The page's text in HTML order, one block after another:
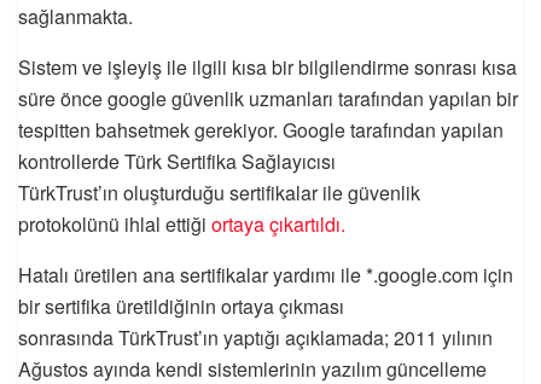
sağlanmakta.
Sistem ve işleyiş ile ilgili kısa bir bilgilendirme sonrası kısa
süre önce google güvenlik uzmanları tarafından yapılan bir
tespitten bahsetmek gerekiyor. Google tarafından yapılan
kontrollerde Türk Sertifika Sağlayıcısı
TürkTrust’ın oluşturduğu sertifikalar ile güvenlik
protokolünü ihlal ettiği ortaya çıkartıldı.
Hatalı üretilen ana sertifikalar yardımı ile *.google.com için
bir sertifika üretildiğinin ortaya çıkması
sonrasında TürkTrust’ın yaptığı açıklamada; 2011 yılının
Ağustos ayında kendi sistemlerinin yazılım güncelleme